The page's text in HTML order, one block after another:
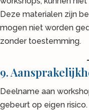
Deze materialen zijn
mogen niet worden
zonder toestemming.
9.
Deelname aan
gebeurt op eigen risico.